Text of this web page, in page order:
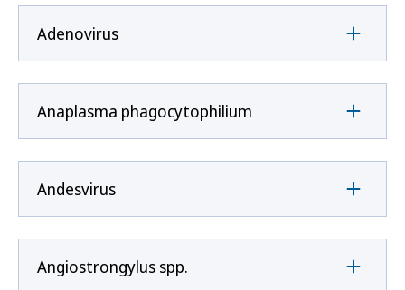
Adenovirus
Anaplasma phagocytophilium
Andesvirus
Angiostrongylus spp.